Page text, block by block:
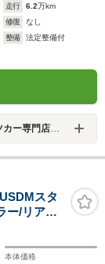
走行 6.2万km
修復
なし
整備
法定整備付
ＴＮＥＴ愛知
スタ
ー/リアス
ート/シー
本体価格